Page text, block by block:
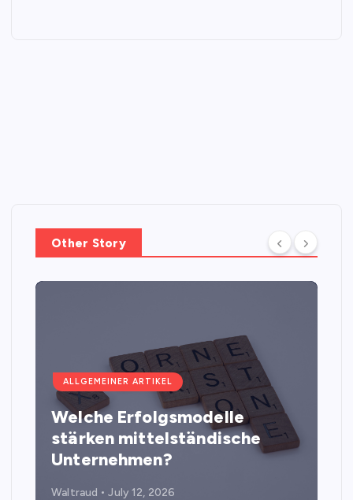
Other Story
ALLGEMEINER ARTIKEL
Welche Erfolgsmodelle
stärken mittelständische
Unternehmen?
Waltraud July 12, 2026